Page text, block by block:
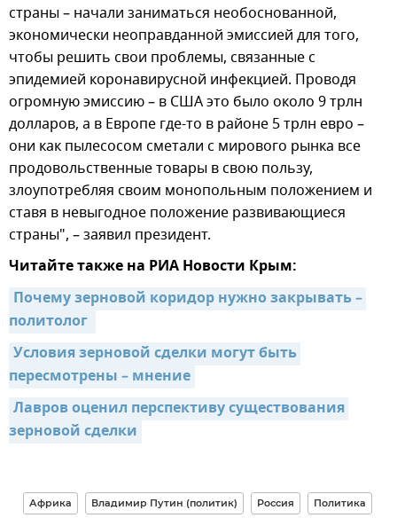
страны – начали заниматься необоснованной,
экономически неоправданной эмиссией для того,
чтобы решить свои проблемы, связанные с
эпидемией коронавирусной инфекцией. Проводя
огромную эмиссию – в США это было около 9 трлн
долларов, а в Европе где-то в районе 5 трлн евро –
они как пылесосом сметали с мирового рынка все
продовольственные товары в свою пользу,
злоупотребляя своим монопольным положением и
ставя в невыгодное положение развивающиеся
страны", – заявил президент.
Читайте также на РИА Новости Крым:
Почему зерновой коридор нужно закрывать –
политолог
Условия зерновой сделки могут быть
пересмотрены – мнение
Лавров оценил перспективу существования
зерновой сделки
Африка Владимир Путин (политик) Россия Политика